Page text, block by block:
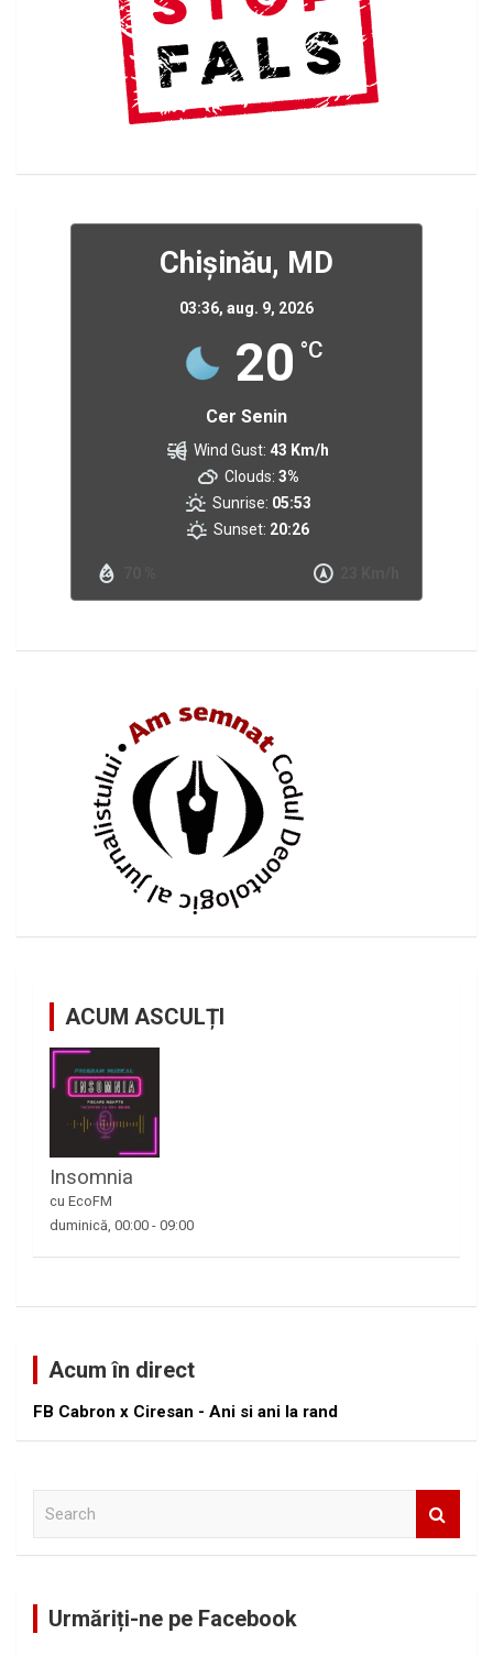
Chișinău, MD
03:36, aug. 9, 2026
20 °C
Cer Senin
Wind Gust: 43 Km/h
Clouds: 3%
Sunrise: 05:53
Sunset: 20:26
ACUM ASCULȚI
Insomnia
cu EcoFM
duminică, 00:00 - 09:00
Acum în direct
FB Cabron x Ciresan - Ani si ani la rand
Urmăriți-ne pe Facebook